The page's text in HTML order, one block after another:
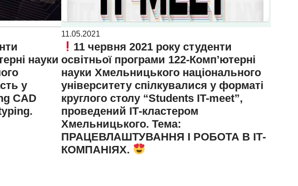
науки
у
CAD
11.05.2021
11 червня 2021 року студенти
освітньої програми 122-Комп’ютерні
науки Хмельницького національного
університету спілкувалися у форматі
круглого столу “Students IT-meet”,
проведений ІТ-кластером
Хмельницького. Тема:
ПРАЦЕВЛАШТУВАННЯ І РОБОТА В ІТ-
КОМПАНІЯХ.